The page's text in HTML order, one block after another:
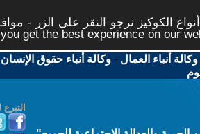
الكوكيز نرجو النقر على الزر -
get the best experience on our
وكالة أنباء العمال -وكالة أنباء حقوق الإنسان